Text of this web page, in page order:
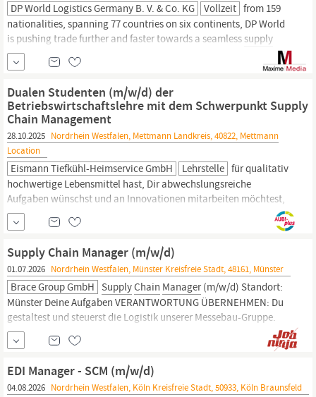
DP World Logistics Germany B. V. & Co. KG Vollzeit from 159
nationalities, spanning 77 countries on six continents, DP World
is pushing trade further and faster towards a seamless supply
chain
that’s fit for the future. We’re rapidly transforming and
integrating our businesses -- Ports and Terminals, Marine
Services, Logistics and Technology – and uniting our global
infrastructure with...
Dualen Studenten (m/w/d) der
Betriebswirtschaftslehre mit dem Schwerpunkt Supply
Chain Management
28.10.2025 Nordrhein Westfalen, Mettmann Landkreis, 40822, Mettmann
Location
Eismann Tiefkühl-Heimservice GmbH Lehrstelle für qualitativ
hochwertige Lebensmittel hast, Dir abwechslungsreiche
Aufgaben wünschst und an Innovationen mitarbeiten möchtest,
dann bist Du bei eismann genau richtig. Für unsere Zentrale in
Mettmann suchen wir zum 01. Oktober 2026 für den Bereich
Management einen Dualen Studenten (m/w/d) der
Betriebswirtschaftslehre;
Supply Chain Manager (m/w/d)
01.07.2026 Nordrhein Westfalen, Münster Kreisfreie Stadt, 48161, Münster
Brace Group GmbH SupplyChain Manager(m/w/d) Standort:
Münster Deine Aufgaben VERANTWORTUNG ÜBERNEHMEN: Du
gestaltest und steuerst die Logistik unserer Messebau-Gruppe.
PROZESSE OPTIMIEREN: Du analysierst und optimierst
Arbeitsprozesse im Lager und etablierst so effiziente
Arbeitsweisen entlang unserer Wertschöpfungskette.
MEHRWERT...
EDI Manager - SCM (m/w/d)
04.08.2026 Nordrhein Westfalen, Köln Kreisfreie Stadt, 50933, Köln Braunsfeld